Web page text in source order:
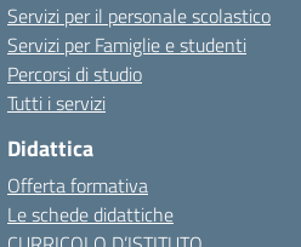
Servizi per il personale scolastico
Servizi per Famiglie e studenti
Percorsi di studio
Tutti i servizi
Didattica
Offerta formativa
Le schede didattiche